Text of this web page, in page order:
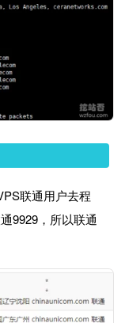
联通用户去程
9929，所以联通